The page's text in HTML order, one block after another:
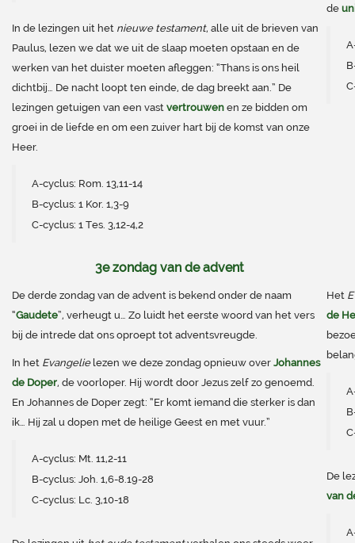
In de lezingen uit het nieuwe testament, alle uit de brieven van
Paulus, lezen we dat we uit de slaap moeten opstaan en de
werken van het duister moeten afleggen: “Thans is ons heil
dichtbij… De nacht loopt ten einde, de dag breekt aan.” De
lezingen getuigen van een vast vertrouwen en ze bidden om
groei in de liefde en om een zuiver hart bij de komst van onze
Heer.
A-cyclus: Rom. 13,11-14
B-cyclus: 1 Kor. 1,3-9
C-cyclus: 1 Tes. 3,12-4,2
de
3e zondag van de advent
De derde zondag van de advent is bekend onder de naam
“Gaudete”, verheugt u… Zo luidt het eerste woord van het vers
bij de intrede dat ons oproept tot adventsvreugde.
In het Evangelie lezen we deze zondag opnieuw over Johannes
de Doper, de voorloper. Hij wordt door Jezus zelf zo genoemd.
En Johannes de Doper zegt: “Er komt iemand die sterker is dan
ik… Hij zal u dopen met de heilige Geest en met vuur.”
A-cyclus: Mt. 11,2-11
B-cyclus: Joh. 1,6-8.19-28
C-cyclus: Lc. 3,10-18
Het
de
De
van